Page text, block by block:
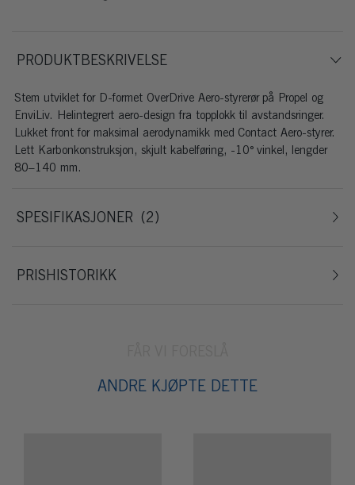
PRODUKTBESKRIVELSE
Stem utviklet for D-formet OverDrive Aero-styrerør på Propel og
EnviLiv. Helintegrert aero-design fra topplokk til avstandsringer.
Lukket front for maksimal aerodynamikk med Contact Aero-styrer.
Lett Karbonkonstruksjon, skjult kabelføring, -10° vinkel, lengder
80–140 mm.
SPESIFIKASJONER 2
PRISHISTORIKK
ANDRE KJØPTE DETTE